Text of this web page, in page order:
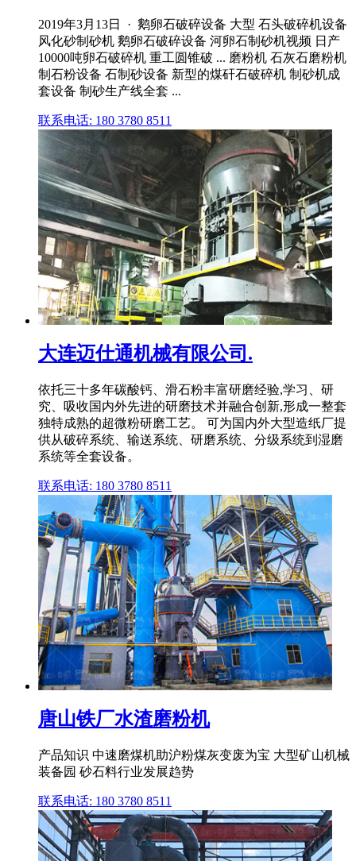
2019年3月13日 · 鹅卵石破碎设备 大型 石头破碎机设备
风化砂制砂机 鹅卵石破碎设备 河卵石制砂机视频 日产
10000吨卵石破碎机 重工圆锥破 ... 磨粉机 石灰石磨粉机
制石粉设备 石制砂设备 新型的煤矸石破碎机 制砂机成
套设备 制砂生产线全套 ...
联系电话: 180 3780 8511
大连迈仕通机械有限公司.
依托三十多年碳酸钙、滑石粉丰富研磨经验,学习、研
究、吸收国内外先进的研磨技术并融合创新,形成一整套
独特成熟的超微粉研磨工艺。 可为国内外大型造纸厂提
供从破碎系统、输送系统、研磨系统、分级系统到湿磨
系统等全套设备。
联系电话: 180 3780 8511
唐山铁厂水渣磨粉机
产品知识 中速磨煤机助沪粉煤灰变废为宝 大型矿山机械
装备园 砂石料行业发展趋势
联系电话: 180 3780 8511